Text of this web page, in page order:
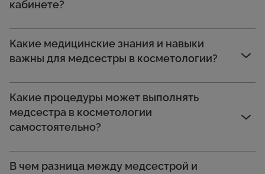
кабинете?
Какие медицинские знания и навыки
важны для медсестры в косметологии?
Какие процедуры может выполнять
медсестра в косметологии
самостоятельно?
В чем разница между медсестрой и